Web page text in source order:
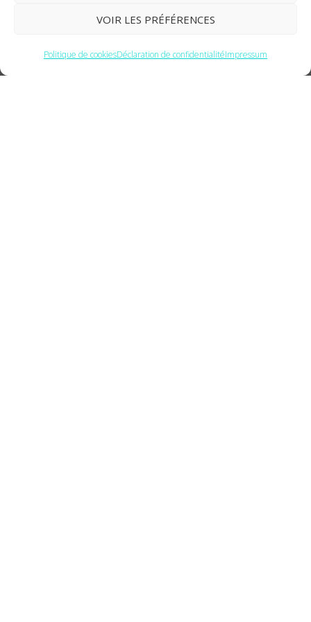
VOIR LES PRÉFÉRENCES
Politique de cookiesDéclaration de confidentialitéImpressum